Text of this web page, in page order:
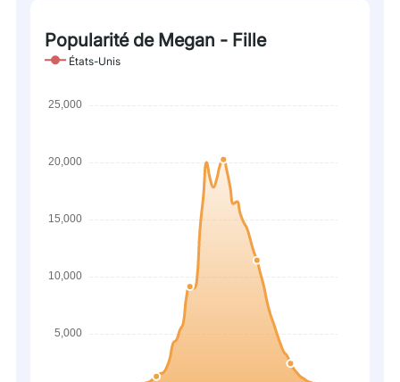
Popularité de Megan - Fille
États-Unis